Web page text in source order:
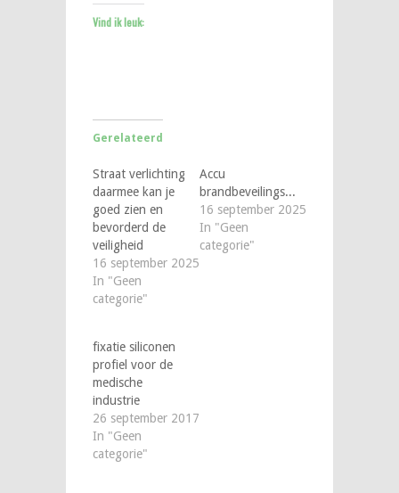
Vind ik leuk:
Gerelateerd
Straat verlichting
daarmee kan je
goed zien en
bevorderd de
veiligheid
16 september 2025
In "Geen
categorie"
Accu
brandbeveilingskluizen
16 september 2025
In "Geen
categorie"
fixatie siliconen
profiel voor de
medische
industrie
26 september 2017
In "Geen
categorie"